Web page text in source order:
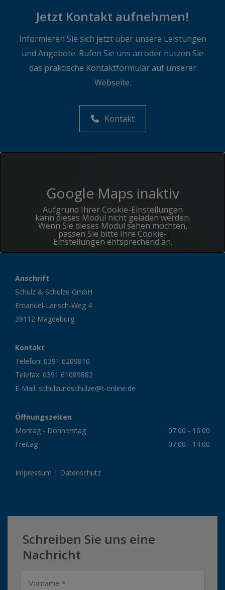
Jetzt Kontakt aufnehmen!
Informieren Sie sich jetzt über unsere Leistungen
und Angebote. Rufen Sie uns an oder nutzen Sie
das praktische Kontaktformular auf unserer
Webseite.
Kontakt
Google Maps inaktiv
Aufgrund Ihrer Cookie-Einstellungen
kann dieses Modul nicht geladen werden.
Wenn Sie dieses Modul sehen möchten,
passen Sie bitte Ihre Cookie-
Einstellungen entsprechend an.
Anschrift
Schulz & Schulze GmbH
Emanuel-Larisch-Weg 4
39112 Magdeburg
Kontakt
Telefon: 0391 6209810
Telefax: 0391 61089882
E-Mail: schulzundschulze@t-online.de
Öffnungszeiten
Montag - Donnerstag
07:00 - 16:00
Freitag
07:00 - 14:00
Impressum | Datenschutz
Schreiben Sie uns eine
Nachricht